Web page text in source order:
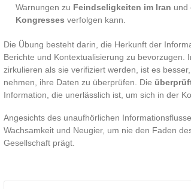
Warnungen zu Feindseligkeiten im Iran und
Kongresses verfolgen kann.
Die Übung besteht darin, die Herkunft der
Berichte und Kontextualisierung zu
zirkulieren als sie verifiziert werden, ist es
nehmen, ihre Daten zu überprüfen. Die
Information, die unerlässlich ist, um sich in der
Angesichts des unaufhörlichen
Wachsamkeit und Neugier, um nie den Faden
Gesellschaft prägt.